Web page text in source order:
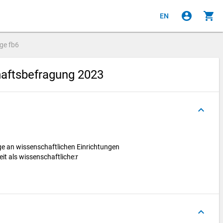
EN account_circle shopping_cart
fb6
2023
keyboard_arrow_up
an wissenschaftlichen Einrichtungen
als wissenschaftliche:r
keyboard_arrow_up